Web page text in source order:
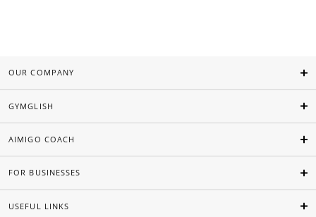
OUR COMPANY
GYMGLISH
AIMIGO COACH
FOR BUSINESSES
USEFUL LINKS